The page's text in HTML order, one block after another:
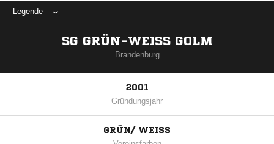
Legende
SG GRÜN-WEISS GOLM
Brandenburg
2001
Gründungsjahr
GRÜN/ WEISS